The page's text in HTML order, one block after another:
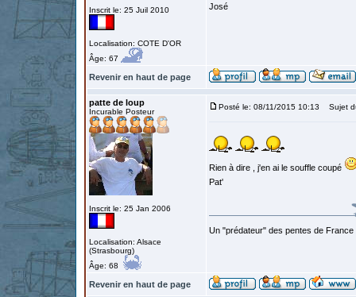
Inscrit le: 25 Juil 2010
Localisation: COTE D'OR
Âge: 67
José
Revenir en haut de page
patte de loup
Incurable Posteur
Inscrit le: 25 Jan 2006
Localisation: Alsace
(Strasbourg)
Âge: 68
Posté le: 08/11/2015 10:13 Sujet
Rien à dire , j'en ai le souffle coupé
Pat'
Un "prédateur" des pentes de
Revenir en haut de page